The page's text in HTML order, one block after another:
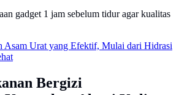
gadget 1 jam sebelum tidur agar kualitas
Asam Urat yang Efektif, Mulai dari Hidrasi
Bergizi